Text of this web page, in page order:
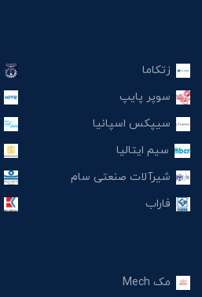
زتکاما
سوپر پایپ
سیپکس اسپانیا
سیم ایتالیا
شیرآلات صنعتی سام
فاراب
مک Mech